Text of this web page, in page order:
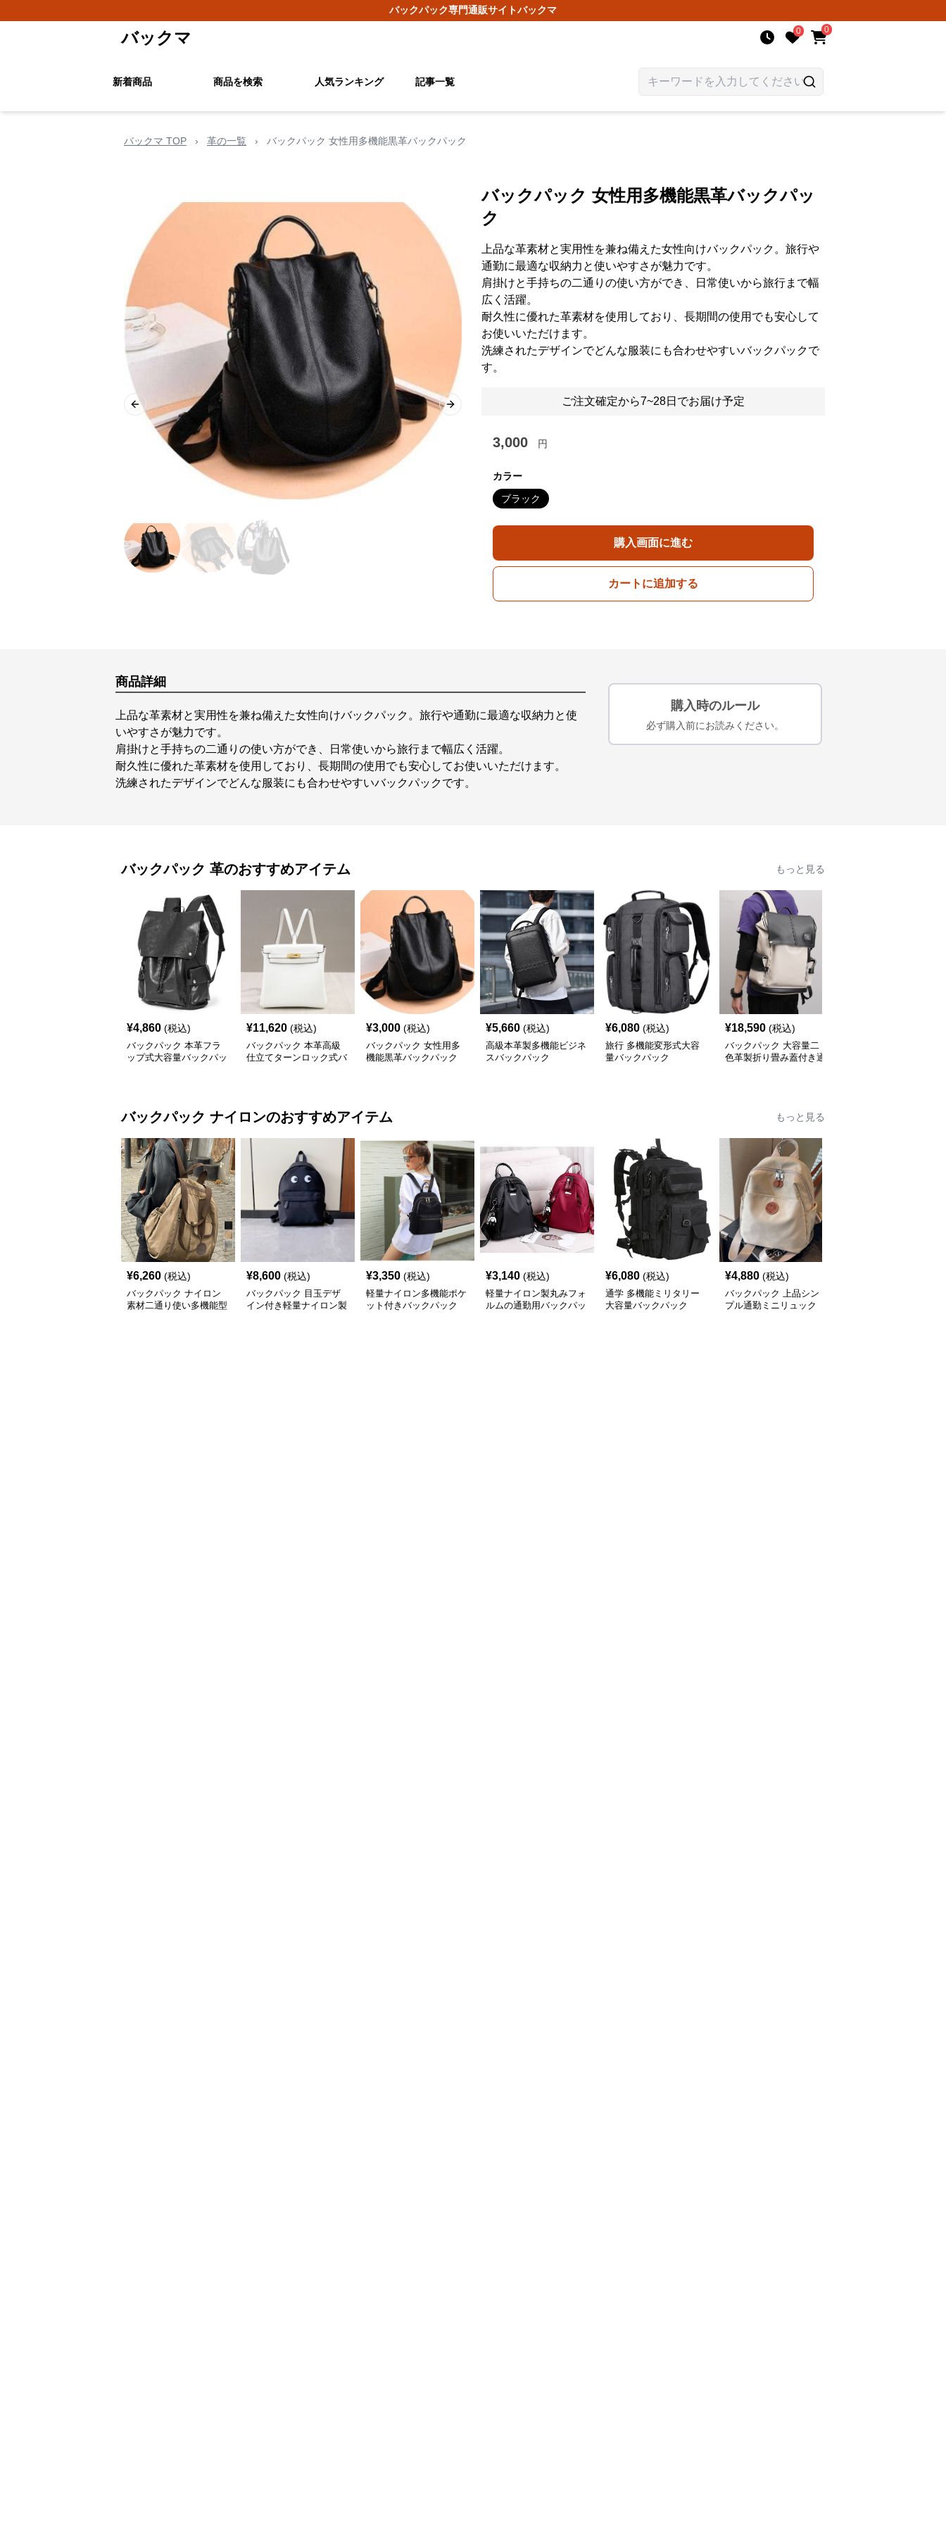
バックパック専門通販サイトバックマ
バックマ 0 0
新着商品 商品を検索 人気ランキング 記事一覧
バックマ TOP › 革の一覧 › バックパック 女性用多機能黒革バックパック
Previous slide Next slide
バックパック 女性用多機能黒革バックパッ
ク
上品な革素材と実用性を兼ね備えた女性向けバックパック。旅行や
通勤に最適な収納力と使いやすさが魅力です。
肩掛けと手持ちの二通りの使い方ができ、日常使いから旅行まで幅
広く活躍。
耐久性に優れた革素材を使用しており、長期間の使用でも安心して
お使いいただけます。
洗練されたデザインでどんな服装にも合わせやすいバックパックで
す。
ご注文確定から7~28日でお届け予定
3,000 円
カラー
ブラック
購入画面に進む
カートに追加する
商品詳細
上品な革素材と実用性を兼ね備えた女性向けバックパック。旅行や通勤に最適な収納力と使
いやすさが魅力です。
肩掛けと手持ちの二通りの使い方ができ、日常使いから旅行まで幅広く活躍。
耐久性に優れた革素材を使用しており、長期間の使用でも安心してお使いいただけます。
洗練されたデザインでどんな服装にも合わせやすいバックパックです。
購入時のルール
必ず購入前にお読みください。
バックパック 革のおすすめアイテム もっと見る
¥4,860 (税込)
バックパック 本革フラ
ップ式大容量バックパッ
¥11,620 (税込)
バックパック 本革高級
仕立てターンロック式バ
¥3,000 (税込)
バックパック 女性用多
機能黒革バックパック
¥5,660 (税込)
高級本革製多機能ビジネ
スバックパック
¥6,080 (税込)
旅行 多機能変形式大容
量バックパック
¥18,590 (税込)
バックパック 大容量二
色革製折り畳み蓋付き通
バックパック ナイロンのおすすめアイテム もっと見る
¥6,260 (税込)
バックパック ナイロン
素材二通り使い多機能型
¥8,600 (税込)
バックパック 目玉デザ
イン付き軽量ナイロン製
¥3,350 (税込)
軽量ナイロン多機能ポケ
ット付きバックパック
¥3,140 (税込)
軽量ナイロン製丸みフォ
ルムの通勤用バックパッ
¥6,080 (税込)
通学 多機能ミリタリー
大容量バックパック
¥4,880 (税込)
バックパック 上品シン
プル通勤ミニリュック